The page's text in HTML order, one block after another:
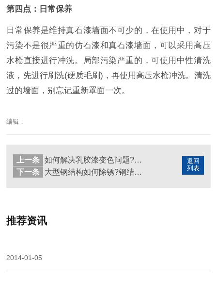
第四点：日常保养
日常保养是维持真石漆墙面不可少的，在使用中，对于
污染不是很严重的仿石漆和真石漆墙面，可以采用高压
水枪直接进行冲洗。局部污染严重的，可使用中性清洗
液，先进行刷洗(硬质毛刷)，再使用高压水枪冲洗。清洗
过的墙面，别忘记重新罩面一次。
编辑：
返回
列表
上一条
如何解决乳胶漆变色问题?乳胶漆墙面变色原因
下一条
大型钢结构如何除锈?钢结构防腐方法
推荐资讯
2014-01-05